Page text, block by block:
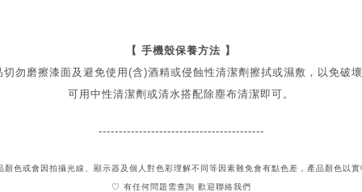
【 手機殼保養方法 】
切勿磨擦漆面及 避免使用(含)酒精或侵蝕性清潔劑擦拭或濕敷，以免破壞
可用中性清潔劑或清水搭配除塵布清潔即可。
-----------------------------------------
色或會因拍攝光線、顯示器及個人對色彩理解不同 等因素難免會有點色差，產品顏色以實
♡ 有任何問題需查詢 歡迎聯絡我們